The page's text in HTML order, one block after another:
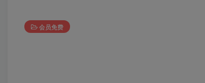
会员免费